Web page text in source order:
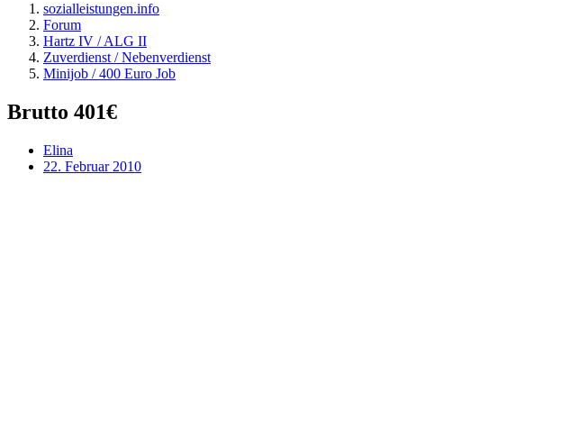
sozialleistungen.info
Forum
Hartz IV / ALG II
Zuverdienst / Nebenverdienst
Minijob / 400 Euro Job
Brutto 401€
Elina
22. Februar 2010